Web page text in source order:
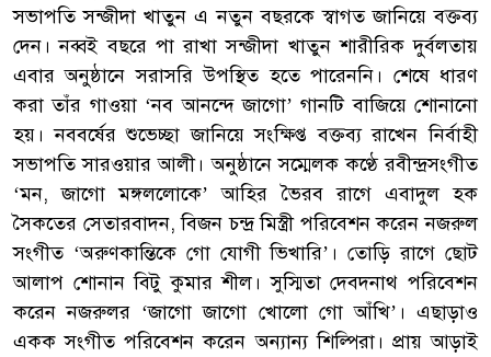
সভাপতি সন্জীদা খাতুন এ নতুন বছরকে স্বাগত জানিয়ে বক্তব্য
দেন। নব্বই বছরে পা রাখা সন্জীদা খাতুন শারীরিক দুর্বলতায়
এবার অনুষ্ঠানে সরাসরি উপস্থিত হতে পারেননি। শেষে ধারণ
করা তাঁর গাওয়া ‘নব আনন্দে জাগো’ গানটি বাজিয়ে শোনানো
হয়। নববর্ষের শুভেচ্ছা জানিয়ে সংক্ষিপ্ত বক্তব্য রাখেন নির্বাহী
সভাপতি সারওয়ার আলী। অনুষ্ঠানে সম্মেলক কণ্ঠে রবীন্দ্রসংগীত
‘মন, জাগো মঙ্গললোকে’ আহির ভৈরব রাগে এবাদুল হক
সৈকতের সেতারবাদন, বিজন চন্দ্র মিস্ত্রী পরিবেশন করেন নজরুল
সংগীত ‘অরুণকান্তিকে গো যোগী ভিখারি’। তোড়ি রাগে ছোট
আলাপ শোনান বিটু কুমার শীল। সুস্মিতা দেবদনাথ পরিবেশন
করেন নজরুলর ‘জাগো জাগো খোলো গো আঁখি’। এছাড়াও
একক সংগীত পরিবেশন করেন অন্যান্য শিল্পিরা। প্রায় আড়াই